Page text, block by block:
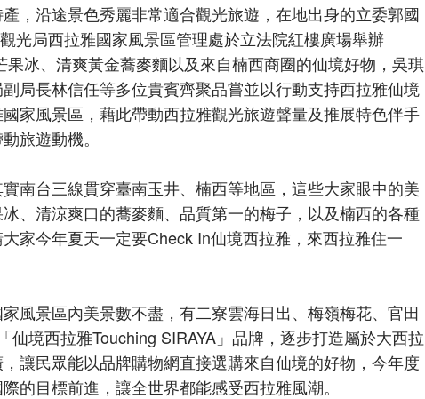
，沿途景色秀麗非常適合觀光旅遊，在地出身的立委郭國
光局西拉雅國家風景區管理處於立法院紅樓廣場舉辦
冰、清爽黃金蕎麥麵以及來自楠西商圈的仙境好物，吳琪
局長林信任等多位貴賓齊聚品嘗並以行動支持西拉雅仙境
家風景區，藉此帶動西拉雅觀光旅遊聲量及推展特色伴手
旅遊動機。
南台三線貫穿臺南玉井、楠西等地區，這些大家眼中的美
、清涼爽口的蕎麥麵、品質第一的梅子，以及楠西的各種
家今年夏天一定要Check In仙境西拉雅，來西拉雅住一
風景區內美景數不盡，有二寮雲海日出、梅嶺梅花、官田
境西拉雅Touching SIRAYA」品牌，逐步打造屬於大西拉
讓民眾能以品牌購物網直接選購來自仙境的好物，今年度
的目標前進，讓全世界都能感受西拉雅風潮。